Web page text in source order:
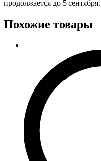
продолжается до 5 сентября.
Похожие товары